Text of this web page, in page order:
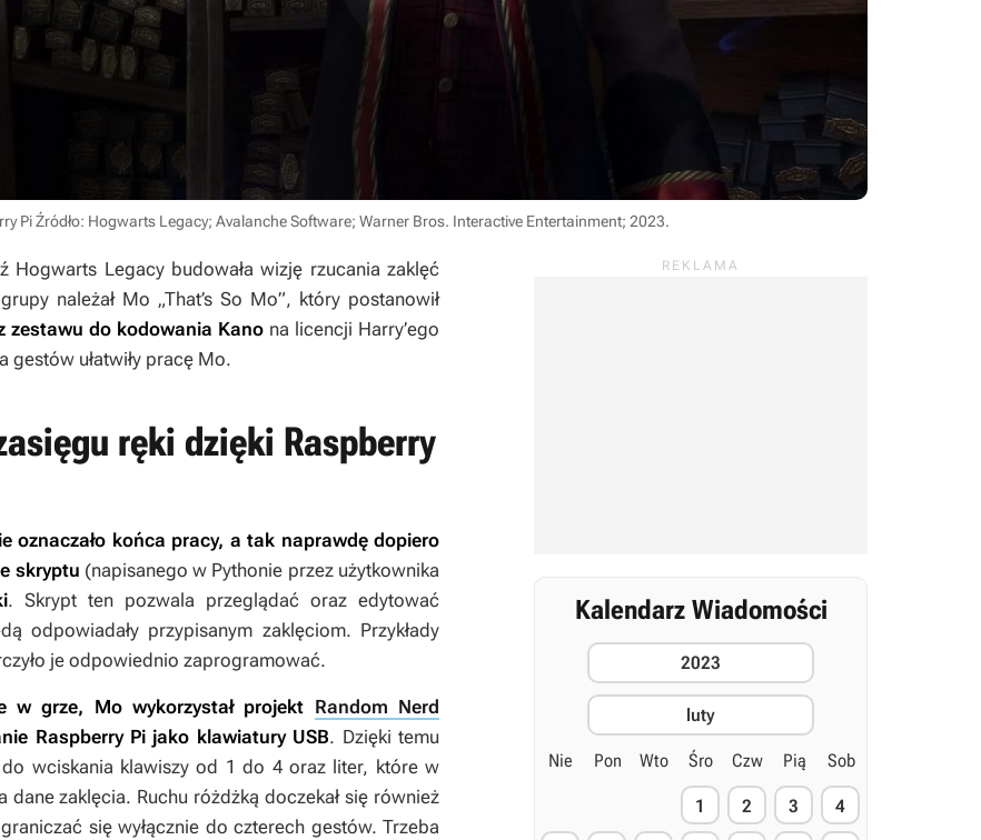
PiŹródło: Hogwarts Legacy; Avalanche Software; Warner Bros. Interactive Entertainment; 2023.
Hogwarts Legacybudowała wizję rzucania zaklęć
należał Mo „That’s So Mo”, który postanowił
zestawu do kodowania Kano na licencji Harry’ego
gestów ułatwiły pracę Mo.
ręki dzięki Raspberry
oznaczało końca pracy, a tak naprawdę dopiero
skryptu (napisanego w Pythonie przez użytkownika
. Skrypt ten pozwala przeglądać oraz edytować
odpowiadały przypisanym zaklęciom. Przykłady
je odpowiednio zaprogramować.
w grze, Mo wykorzystał projekt Random Nerd
Raspberry Pi jako klawiatury USB. Dzięki temu
wciskania klawiszy od 1 do 4 oraz liter, które w
zaklęcia. Ruchu różdżką doczekał się również
się wyłącznie do czterech gestów. Trzeba
Kalendarz Wiadomości
2023
luty
Nie Pon Wto Śro Czw Pią Sob
1 2 3 4